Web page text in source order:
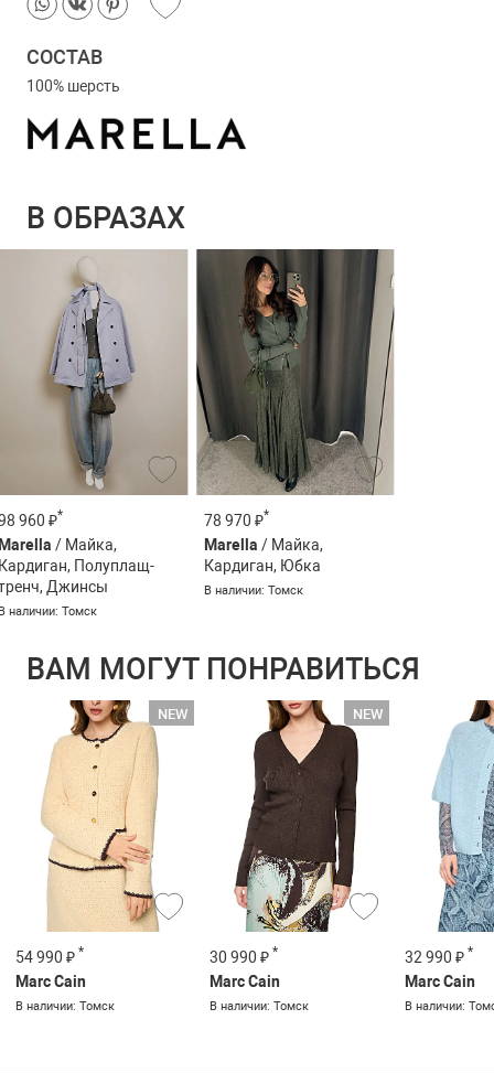
СОСТАВ
100% шерсть
В ОБРАЗАХ
960 ₽*
/ Майка,
Полуплащ-
Джинсы
наличии: Томск
78 970 ₽*
Marella / Майка,
Кардиган, Юбка
В наличии: Томск
ВАМ МОГУТ ПОНРАВИТЬСЯ
54 990 ₽ *
Marc Cain
В наличии: Томск
30 990 ₽ *
Marc Cain
В наличии: Томск
32 990 ₽ *
Marc Cain
В наличии: